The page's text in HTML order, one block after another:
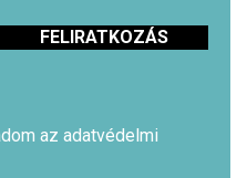
az adatvédelmi